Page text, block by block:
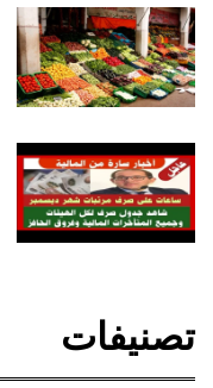
تصنيفات